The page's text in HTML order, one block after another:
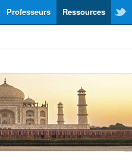
Ressources
Professeurs